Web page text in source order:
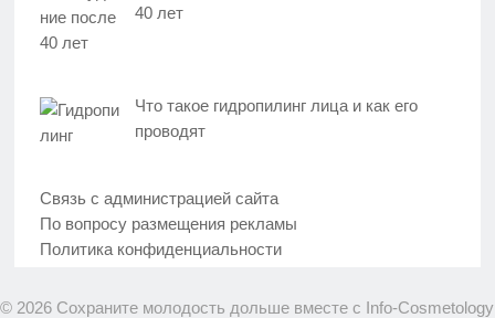
40 лет
Что такое гидропилинг лица и как его
проводят
Связь с администрацией сайта
По вопросу размещения рекламы
Политика конфиденциальности
© 2026 Сохраните молодость дольше вместе с Info-Cosmetology